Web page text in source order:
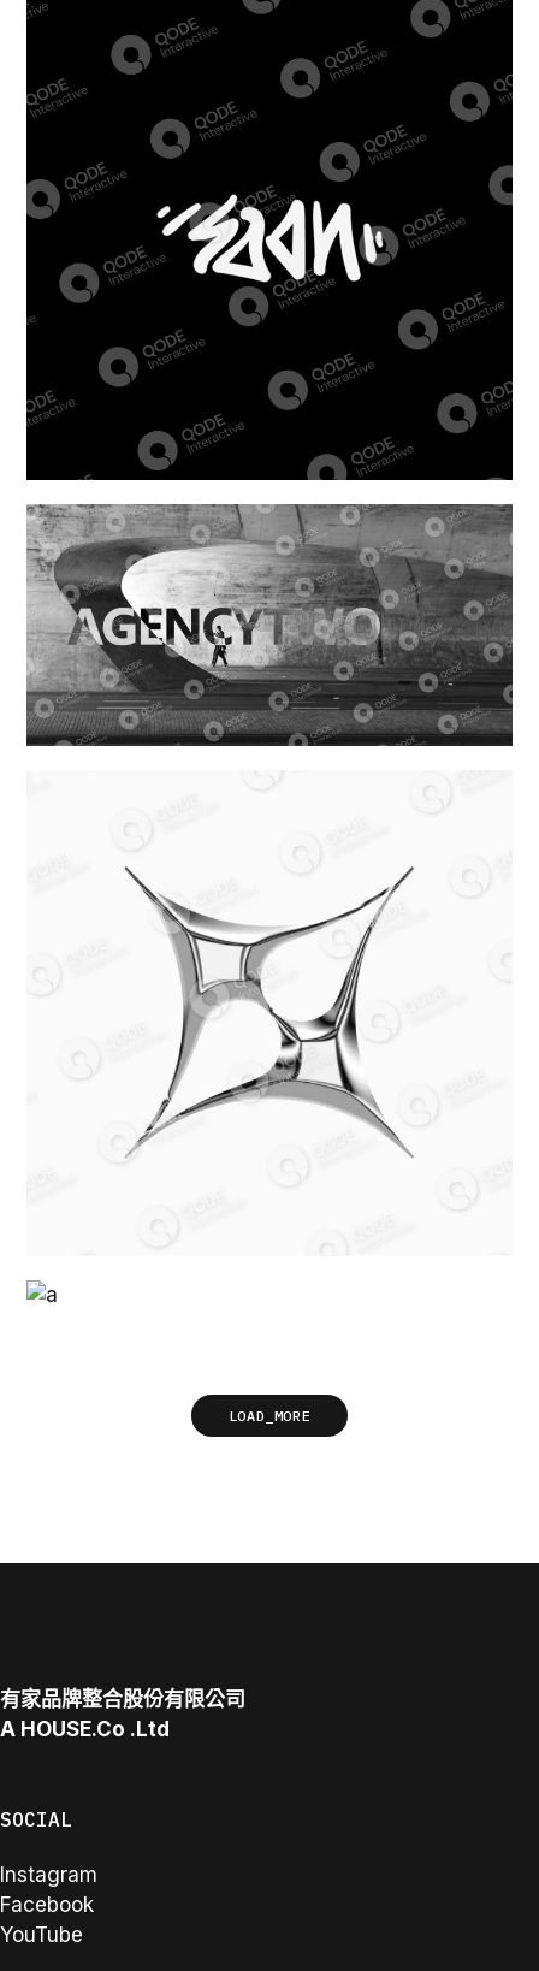
LOAD_MORE
有家品牌整合股份有限公司
A HOUSE.Co .Ltd
SOCIAL
Instagram
Facebook
YouTube